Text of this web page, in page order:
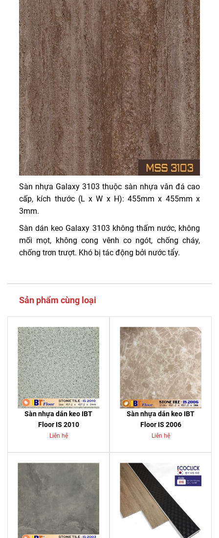
Sàn nhựa Galaxy 3103 thuộc sàn nhựa vân đá cao
cấp, kích thước (L x W x H): 455mm x 455mm x
3mm.
Sàn dán keo Galaxy 3103 không thấm nước, không
mối mọt, không cong vênh co ngót, chống cháy,
chống trơn trượt. Khó bị tác động bởi nước tẩy.
Sản phẩm cùng loại
Sàn nhựa dán keo IBT
Floor IS 2010
Liên hệ
Sàn nhựa dán keo IBT
Floor IS 2006
Liên hệ